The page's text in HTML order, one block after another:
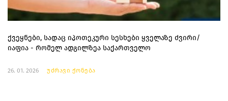
ქვეყნები, სადაც იპოთეკური სესხები ყველაზე ძვირი/
იაფია - რომელ ადგილზეა საქართველო
26. 01. 2026 უძრავი ქონება